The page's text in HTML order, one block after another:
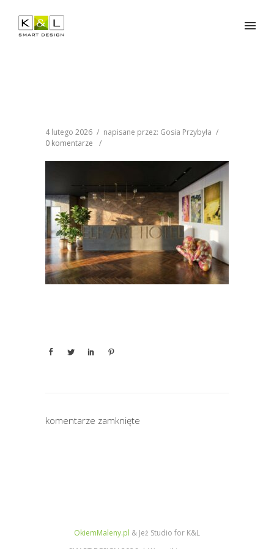
4 lutego 2026 / napisane przez: Gosia Przybyła /
0 komentarze
/
komentarze zamknięte
OkiemMaleny.pl & Jeż Studio for K&L